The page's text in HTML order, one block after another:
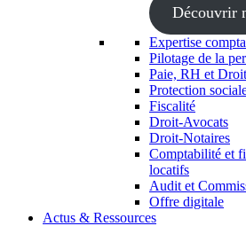
Découvrir
Expertise
Pilotage de la
Paie, RH et
Protection
Fiscalité
Droit-Avocats
Droit-Notaires
Comptabilité et
locatifs
Audit et
Offre digitale
Actus & Ressources